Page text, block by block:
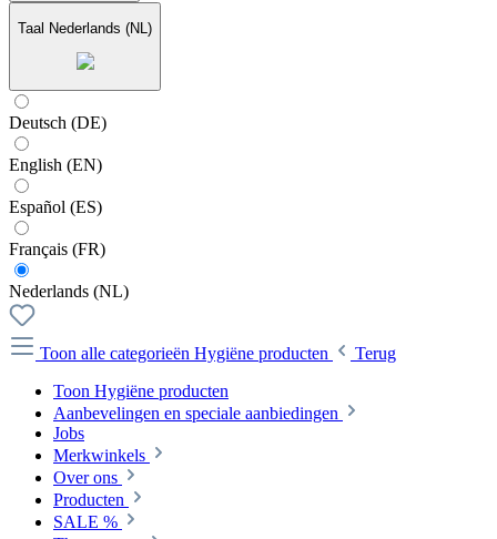
Taal Nederlands (NL)
Deutsch (DE)
English (EN)
Español (ES)
Français (FR)
Nederlands (NL)
Toon alle categorieën Hygiëne producten
Terug
Toon Hygiëne producten
Aanbevelingen en speciale aanbiedingen
Jobs
Merkwinkels
Over ons
Producten
SALE %